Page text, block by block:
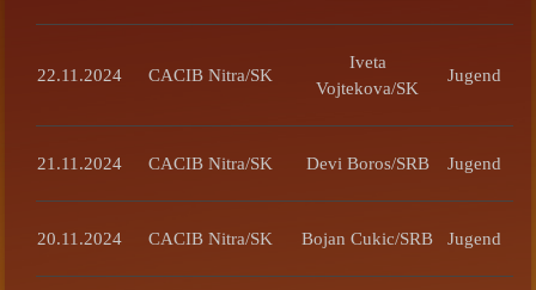
22.11.2024 CACIB Nitra/SK
Iveta
Vojtekova/SK
Jugend
21.11.2024 CACIB Nitra/SK Devi Boros/SRB Jugend
20.11.2024 CACIB Nitra/SK Bojan Cukic/SRB Jugend